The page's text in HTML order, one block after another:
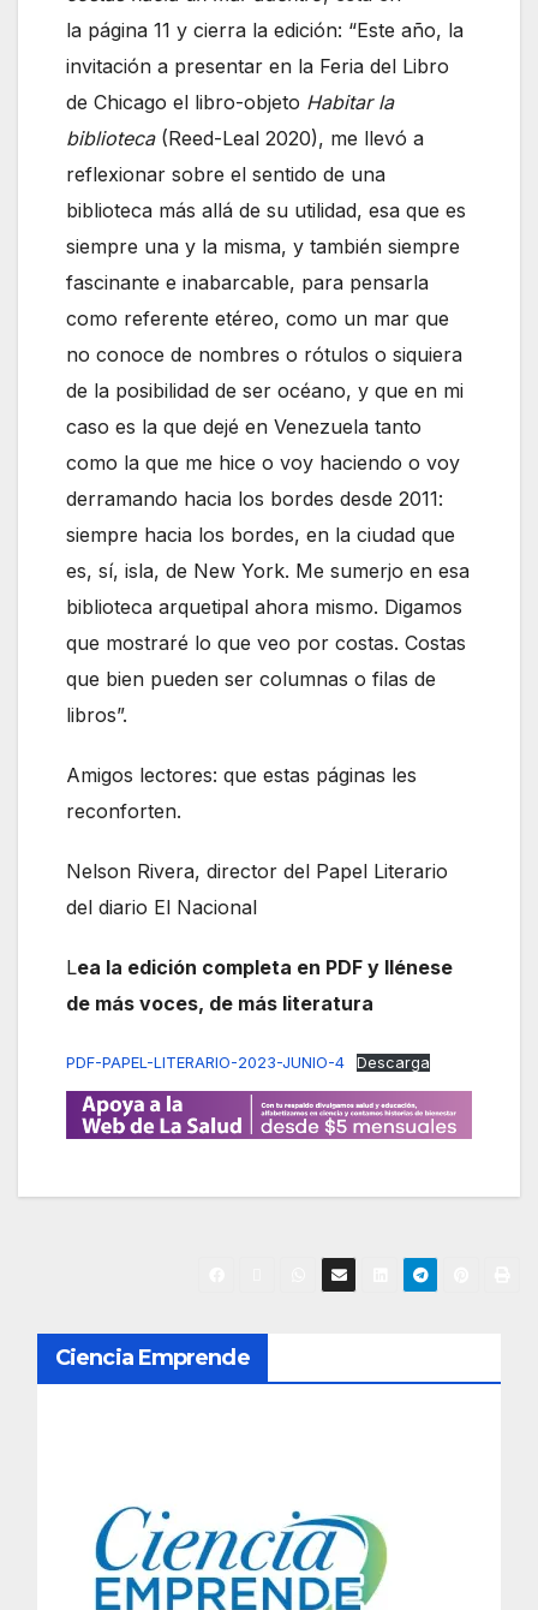
la página 11 y cierra la edición: “Este año, la
invitación a presentar en la Feria del Libro
de Chicago el libro-objeto Habitar la
biblioteca(Reed-Leal 2020), me llevó a
reflexionar sobre el sentido de una
biblioteca más allá de su utilidad, esa que es
siempre una y la misma, y también siempre
fascinante e inabarcable, para pensarla
como referente etéreo, como un mar que
no conoce de nombres o rótulos o siquiera
de la posibilidad de ser océano, y que en mi
caso es la que dejé en Venezuela tanto
como la que me hice o voy haciendo o voy
derramando hacia los bordes desde 2011:
siempre hacia los bordes, en la ciudad que
es, sí, isla, de New York. Me sumerjo en esa
biblioteca arquetipal ahora mismo. Digamos
que mostraré lo que veo por costas. Costas
que bien pueden ser columnas o filas de
libros”.
Amigos lectores: que estas páginas les
reconforten.
Nelson Rivera, director del Papel Literario
del diario El Nacional
Lea la edición completa en PDF y llénese
de más voces, de más literatura
PDF-PAPEL-LITERARIO-2023-JUNIO-4 Descarga
N
a
Ciencia Emprende